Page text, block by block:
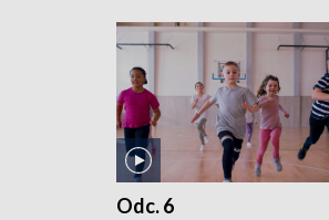
Odc. 6